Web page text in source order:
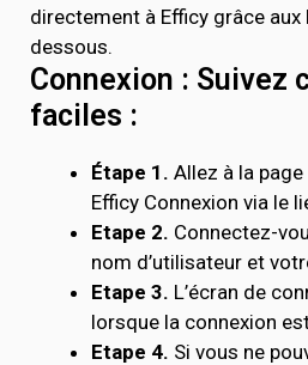
directement à Efficy grâce
dessous.
Connexion : Suivez
faciles :
Étape 1. Allez à la
Efficy Connexion via le
Etape 2. Connectez-
nom d’utilisateur et
Etape 3. L’écran de
lorsque la connexion
Etape 4. Si vous ne